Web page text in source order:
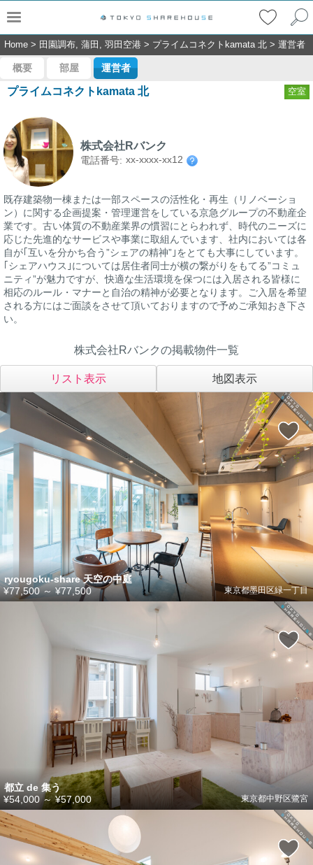
Home > 田園調布, 蒲田, 羽田空港 > プライムコネクトkamata 北 > 運営者
概要 部屋 運営者
プライムコネクトkamata 北 空室
株式会社Rバンク
電話番号: xx-xxxx-xx12
既存建築物一棟または一部スペースの活性化・再生（リノベーショ
ン）に関する企画提案・管理運営をしている京急グループの不動産企
業です。古い体質の不動産業界の慣習にとらわれず、時代のニーズに
応じた先進的なサービスや事業に取組んでいます、社内においては各
自が｢互いを分かち合う”シェアの精神”｣をとても大事にしています。
｢シェアハウス｣については居住者同士が横の繋がりをもてる”コミュ
ニティ”が魅力ですが、快適な生活環境を保つには入居される皆様に
相応のルール・マナーと自治の精神が必要となります。ご入居を希望
される方にはご面談をさせて頂いておりますので予めご承知おき下さ
い。
株式会社Rバンクの掲載物件一覧
リスト表示 地図表示
ryougoku-share 天空の中庭
東京都墨田区緑一丁目
¥77,500～¥77,500
都立 de 集う
東京都中野区鷺宮
¥54,000～¥57,000